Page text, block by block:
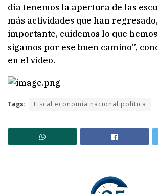
día tenemos la apertura de las
más actividades que han
importante, cuidemos lo que
sigamos por ese buen camino”,
en el video.
Tags: Fiscal economía nacional política